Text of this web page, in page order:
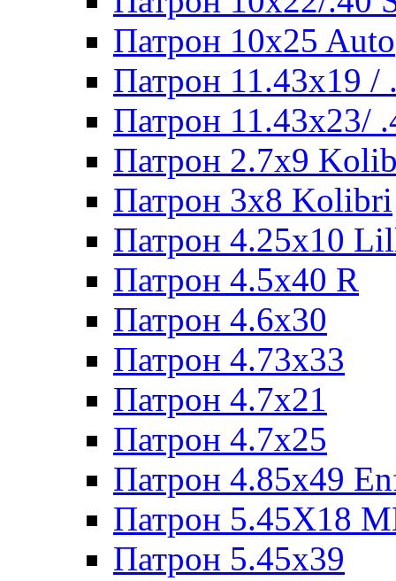
Патрон 10x25 Auto
Патрон 11.43x19 /
Патрон 11.43x23/
Патрон 2.7x9
Патрон 3x8 Kolibri
Патрон 4.25x10
Патрон 4.5x40 R
Патрон 4.6x30
Патрон 4.73x33
Патрон 4.7x21
Патрон 4.7x25
Патрон 4.85x49
Патрон 5.45X18
Патрон 5.45х39